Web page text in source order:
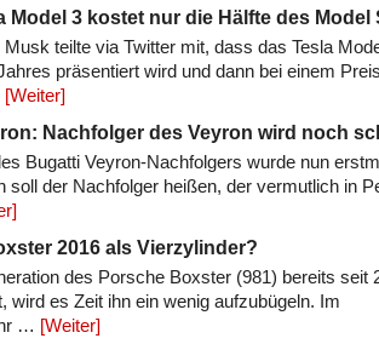
Model 3 kostet nur die Hälfte des Model
teilte via Twitter mit, dass das Tesla
präsentiert wird und dann bei einem
[Weiter]
Nachfolger des Veyron wird noch
Bugatti Veyron-Nachfolgers wurde nun
soll der Nachfolger heißen, der vermutlich in
2016 als Vierzylinder?
des Porsche Boxster (981) bereits seit
wird es Zeit ihn ein wenig aufzubügeln. Im
… [Weiter]